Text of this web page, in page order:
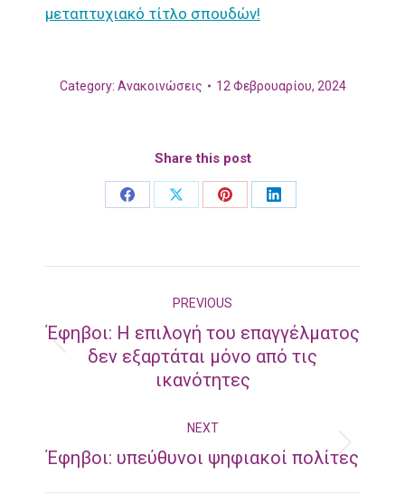
μεταπτυχιακό τίτλο σπουδών!
Category: Ανακοινώσεις 12 Φεβρουαρίου, 2024
Share this post
Share
Share
Share
Share
navigationPREVIOUS
Previous
post:
Έφηβοι: Η επιλογή του επαγγέλματος
δεν εξαρτάται μόνο από τις
ικανότητες
NEXT
Next
Έφηβοι: υπεύθυνοι ψηφιακοί πολίτες